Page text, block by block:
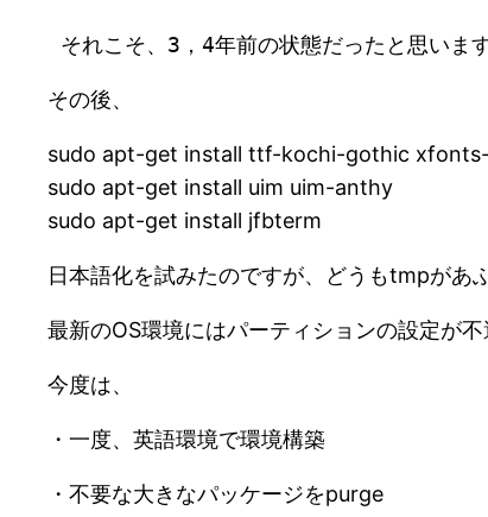
それこそ、3，4年前の状態だったと思いま
その後、
sudo apt-get install ttf-kochi-gothic
sudo apt-get install uim uim-anthy
sudo apt-get install jfbterm
日本語化を試みたのですが、どうもtmpがあ
最新のOS環境にはパーティションの設定が
今度は、
・一度、英語環境で環境構築
・不要な大きなパッケージをpurge